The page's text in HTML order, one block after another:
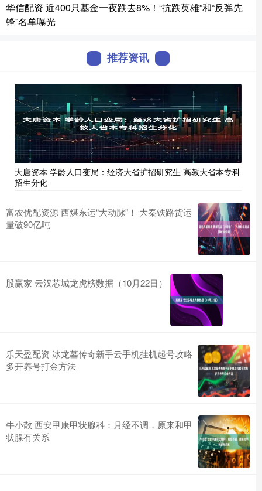
华信配资 近400只基金一夜跌去8%！“抗跌英雄”和“反弹先
锋”名单曝光
推荐资讯
大唐资本 学龄人口变局：经济大省扩招研究生 高教大省本专科
招生分化
富农优配资源 西煤东运“大动脉”！ 大秦铁路货运
量破90亿吨
股赢家 云汉芯城龙虎榜数据（10月22日）
乐天盈配资 冰龙墓传奇新手云手机挂机起号攻略
多开养号打金方法
牛小散 西安甲康甲状腺科：月经不调，原来和甲
状腺有关系